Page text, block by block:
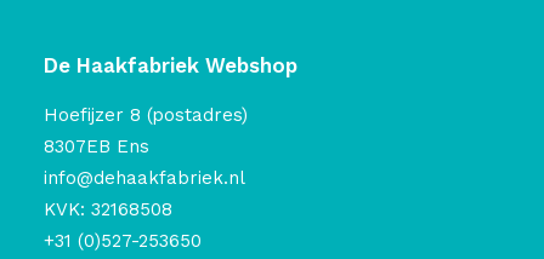
De Haakfabriek Webshop
Hoefijzer 8 (postadres)
8307EB Ens
info@dehaakfabriek.nl
KVK: 32168508
+31 (0)527-253650